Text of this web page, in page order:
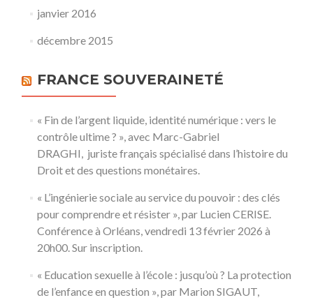
janvier 2016
décembre 2015
FRANCE SOUVERAINETÉ
« Fin de l’argent liquide, identité numérique : vers le
contrôle ultime ? », avec Marc-Gabriel
DRAGHI, juriste français spécialisé dans l’histoire du
Droit et des questions monétaires.
« L’ingénierie sociale au service du pouvoir : des clés
pour comprendre et résister », par Lucien CERISE.
Conférence à Orléans, vendredi 13 février 2026 à
20h00. Sur inscription.
« Education sexuelle à l’école : jusqu’où ? La protection
de l’enfance en question », par Marion SIGAUT,